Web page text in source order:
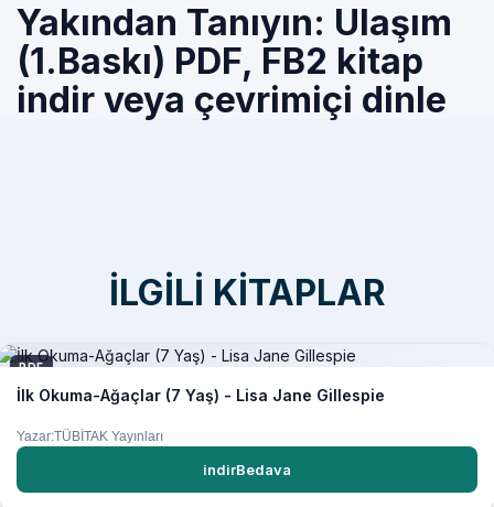
Yakından Tanıyın: Ulaşım
(1.Baskı) PDF, FB2 kitap
indir veya çevrimiçi dinle
İLGILI KITAPLAR
PDF
İlk Okuma-Ağaçlar (7 Yaş) - Lisa Jane Gillespie
Yazar:TÜBİTAK Yayınları
indirBedava